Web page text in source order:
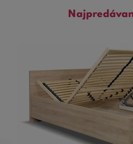
nájdete posteľ, ktorá splní vaše
jednolôžkové postele s úložným
vyrobené z pevných materiálov,
životnosť a odolnosť voči
Pevný rám postele poskytuje
zaisťuje maximálne pohodlie.
Nezabudnite tiež na
postele sú navrhnuté tak, aby ich